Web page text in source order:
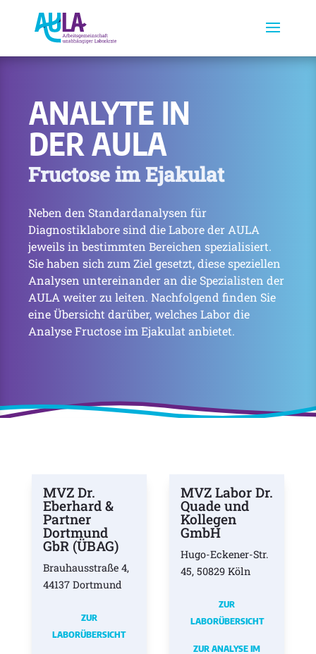
ANALYTE IN
DER AULA
Fructose im Ejakulat
Neben den Standardanalysen für
Diagnostiklabore sind die Labore der AULA
jeweils in bestimmten Bereichen spezialisiert.
Sie haben sich zum Ziel gesetzt, diese speziellen
Analysen untereinander an die Spezialisten der
AULA weiter zu leiten. Nachfolgend finden Sie
eine Übersicht darüber, welches Labor die
Analyse Fructose im Ejakulat anbietet.
MVZ Dr.
Eberhard &
Partner
Dortmund
GbR (ÜBAG)
Brauhausstraße 4,
44137 Dortmund
ZUR
LABORÜBERSICHT
MVZ Labor Dr.
Quade und
Kollegen
GmbH
Hugo-Eckener-Str.
45, 50829 Köln
ZUR
LABORÜBERSICHT
ZUR ANALYSE IM